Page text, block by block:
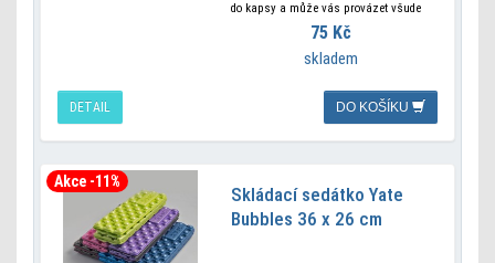
do kapsy a může vás provázet všude
na cestách. Materiál Polyethylen
75 Kč
skladem
DETAIL DO KOŠÍKU
Skládací sedátko Yate
Bubbles 36 x 26 cm
Akce -11%